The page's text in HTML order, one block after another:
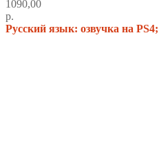
1090,00
р.
Русский язык: озвучка на